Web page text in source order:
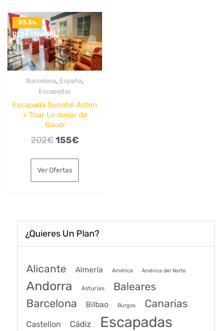
23.3%
DESACTIVADO
Barcelona, España,
Escapadas
Escapada Sunotel Aston
+ Tour Lo mejor de
Gaudí
202€El
original
era:
155€El
es:
Ver Ofertas
¿Quieres Un Plan?
Alicante Almería América América del Norte
Andorra Asturias Baleares
Barcelona Bilbao Burgos Canarias
Castellon Cádiz Escapadas